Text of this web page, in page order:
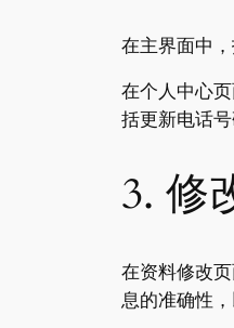
在主界面中
在个人中心
括更新电话号
3. 修
在资料修改
息的准确性